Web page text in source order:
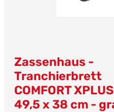
Zassenhaus -
Tranchierbrett
COMFORT
49,5 x 38 cm -